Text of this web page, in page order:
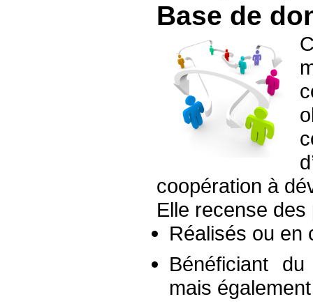
Base de
coopération à
Elle recense des
Réalisés ou en
Bénéficiant
mais